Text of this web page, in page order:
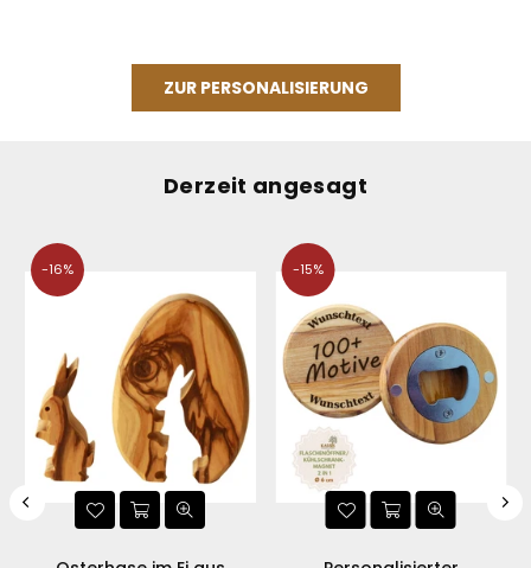
ZUR PERSONALISIERUNG
Derzeit angesagt
-16% -15%